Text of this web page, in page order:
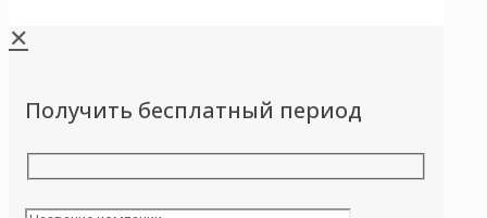
✕
Получить бесплатный период